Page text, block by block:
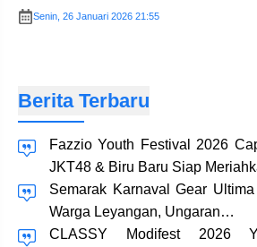
Senin, 26 Januari 2026 21:55
Berita Terbaru
Fazzio Youth Festival 2026
JKT48 & Biru Baru Siap
Semarak Karnaval Gear
Warga Leyangan, Ungaran…
CLASSY Modifest 2026